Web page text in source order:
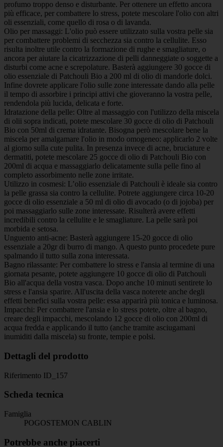
profumo troppo denso e disturbante. Per ottenere un effetto ancora
più efficace, per combattere lo stress, potete mescolare l'olio con altri
oli essenziali, come quello di rosa o di lavanda.
Olio per massaggi: L'olio può essere utilizzato sulla vostra pelle sia
per combattere problemi di secchezza sia contro la cellulite. Esso
risulta inoltre utile contro la formazione di rughe e smagliature, o
ancora per aiutare la cicatrizzazione di pelli danneggiate o soggette a
disturbi come acne e screpolature. Basterà aggiungere 30 gocce di
olio essenziale di Patchouli Bio a 200 ml di olio di mandorle dolci.
Infine dovrete applicare l'olio sulle zone interessate dando alla pelle
il tempo di assorbire i principi attivi che gioveranno la vostra pelle,
rendendola più lucida, delicata e forte.
Idratazione della pelle: Oltre al massaggio con l'utilizzo della miscela
di olii sopra indicati, potete mescolare 30 gocce di olio di Patchouli
Bio con 50ml di crema idratante. Bisogna però mescolare bene la
miscela per amalgamare l'olio in modo omogeneo: applicarlo 2 volte
al giorno sulla cute pulita. In presenza invece di acne, bruciature e
dermatiti, potete mescolare 25 gocce di olio di Patchouli Bio con
200ml di acqua e massaggiarlo delicatamente sulla pelle fino al
completo assorbimento nelle zone irritate.
Utilizzo in cosmesi: L’olio essenziale di Patchouli è ideale sia contro
la pelle grassa sia contro la cellulite. Potrete aggiungere circa 10-20
gocce di olio essenziale a 50 ml di olio di avocado (o di jojoba) per
poi massaggiarlo sulle zone interessate. Risulterà avere effetti
incredibili contro la cellulite e le smagliature. La pelle sarà poi
morbida e setosa.
Unguento anti-acne: Basterà aggiungere 15-20 gocce di olio
essenziale a 20gr di burro di mango. A questo punto procedete pure
spalmando il tutto sulla zona interessata.
Bagno rilassante: Per combattere lo stress e l'ansia al termine di una
giornata pesante, potete aggiungere 10 gocce di olio di Patchouli
Bio all'acqua della vostra vasca. Dopo anche 10 minuti sentirete lo
stress e l'ansia sparire. All'uscita della vasca noterete anche degli
effetti benefici sulla vostra pelle: essa apparirà più tonica e luminosa.
Impacchi: Per combattere l'ansia e lo stress potete, oltre al bagno,
creare degli impacchi, mescolando 12 gocce di olio con 200ml di
acqua fredda e applicando il tutto (anche tramite asciugamani
inumiditi dalla miscela) su fronte, tempie e polsi.
Dettagli del prodotto
Riferimento ID_157
Scheda tecnica
Famiglia
POGOSTEMON CABLIN
Potrebbe anche piacerti